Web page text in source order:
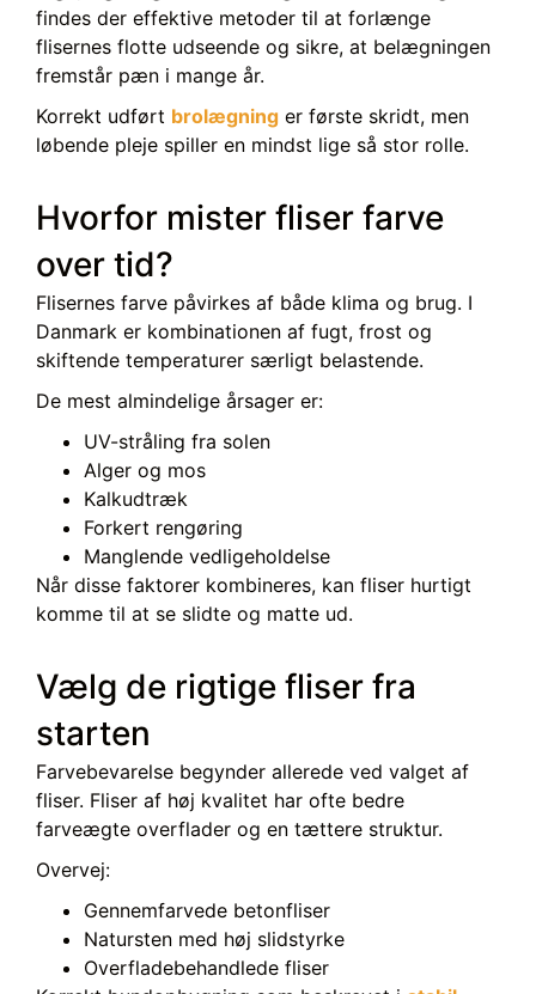
findes der effektive metoder til at forlænge
flisernes flotte udseende og sikre, at belægningen
fremstår pæn i mange år.
Korrekt udført brolægning er første skridt, men
løbende pleje spiller en mindst lige så stor rolle.
Hvorfor mister fliser farve
over tid?
Flisernes farve påvirkes af både klima og brug. I
Danmark er kombinationen af fugt, frost og
skiftende temperaturer særligt belastende.
De mest almindelige årsager er:
UV-stråling fra solen
Alger og mos
Kalkudtræk
Forkert rengøring
Manglende vedligeholdelse
Når disse faktorer kombineres, kan fliser hurtigt
komme til at se slidte og matte ud.
Vælg de rigtige fliser fra
starten
Farvebevarelse begynder allerede ved valget af
fliser. Fliser af høj kvalitet har ofte bedre
farveægte overflader og en tættere struktur.
Overvej:
Gennemfarvede betonfliser
Natursten med høj slidstyrke
Overfladebehandlede fliser